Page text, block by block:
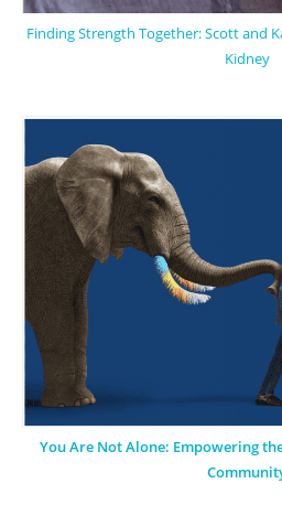
Finding Strength Together: Scott and
Kidney
You Are Not Alone: Empowering